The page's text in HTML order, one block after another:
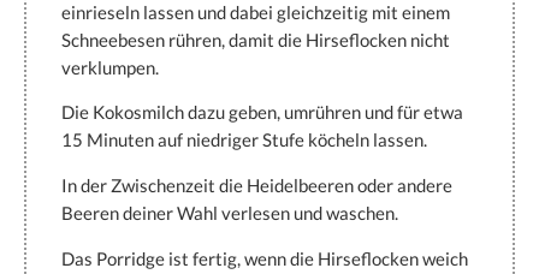
einrieseln lassen und dabei gleichzeitig mit einem
Schneebesen rühren, damit die Hirseflocken nicht
verklumpen.
Die Kokosmilch dazu geben, umrühren und für etwa
15 Minuten auf niedriger Stufe köcheln lassen.
In der Zwischenzeit die Heidelbeeren oder andere
Beeren deiner Wahl verlesen und waschen.
Das Porridge ist fertig, wenn die Hirseflocken weich